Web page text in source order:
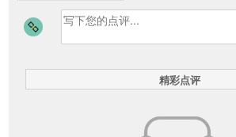
精彩点评